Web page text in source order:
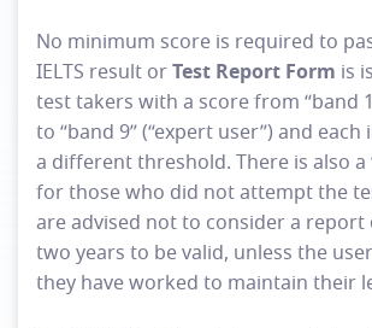
No minimum score is required to
IELTS result orTest Report Form is
test takers with a score from “band
to “band 9” (“expert user”) and
a different threshold. There is also a
for those who did not attempt the
are advised not to consider a report
two years to be valid, unless the
they have worked to maintain their